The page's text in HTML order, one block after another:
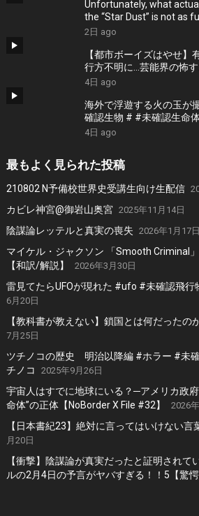
Unfortunately, what
the “Star Dust” is not as
UFO.
2日 ago
【都市ボーイズはやせ】
行方不明に…芸能界の怖
4日 ago
海外で浮遊する火の玉
確認生物 # #未確認生命
4日 ago
最もよく見られた投稿
210802 N予備校世界史受講生向け生配信
カビレ神宮@御岩山奥宮 2025年11月14日
陰謀論レッテルと真実の喪失 2026年1月17日
マイケル・ジャクソン 「Smooth Criminal
【和訳/解説】
2026年3月30日
雷見てたらUFOが現れた #ufo #未確認飛行
6月20日
【教科書が教えない】鎖国とは何だったの
7月25日
ツチノコの歴史 明治以降編 #ホラー #未
チノコ
2025年9月26日
宇宙人はすでに地球にいる？─アメリカ政
命体”の正体【NoBorder X File #32】
2026
【日本書紀23】絶対に言ってはいけない言
月20日
【衝撃】陰謀論が真実だったと証明されて
ルの2月4日の予言がヤバすぎる！！5【驚愕